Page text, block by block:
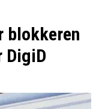
blokkeren
DigiD